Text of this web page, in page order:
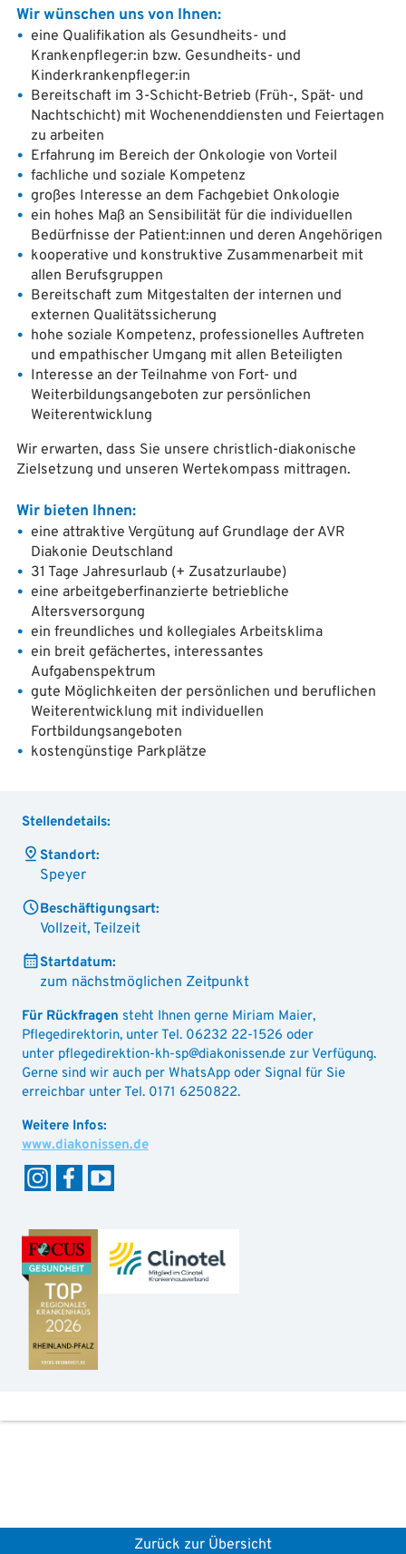
Wir wünschen uns von Ihnen:
eine Qualifikation als Gesundheits- und
Krankenpfleger:in bzw. Gesundheits- und
Kinderkrankenpfleger:in
Bereitschaft im 3-Schicht-Betrieb (Früh-, Spät- und
Nachtschicht) mit Wochenenddiensten und Feiertagen
zu arbeiten
Erfahrung im Bereich der Onkologie von Vorteil
fachliche und soziale Kompetenz
großes Interesse an dem Fachgebiet Onkologie
ein hohes Maß an Sensibilität für die individuellen
Bedürfnisse der Patient:innen und deren Angehörigen
kooperative und konstruktive Zusammenarbeit mit
allen Berufsgruppen
Bereitschaft zum Mitgestalten der internen und
externen Qualitätssicherung
hohe soziale Kompetenz, professionelles Auftreten
und empathischer Umgang mit allen Beteiligten
Interesse an der Teilnahme von Fort- und
Weiterbildungsangeboten zur persönlichen
Weiterentwicklung
Wir erwarten, dass Sie unsere christlich-diakonische
Zielsetzung und unseren Wertekompass mittragen.
Wir bieten Ihnen:
eine attraktive Vergütung auf Grundlage der AVR
Diakonie Deutschland
31 Tage Jahresurlaub (+ Zusatzurlaube)
eine arbeitgeberfinanzierte betriebliche
Altersversorgung
ein freundliches und kollegiales Arbeitsklima
ein breit gefächertes, interessantes
Aufgabenspektrum
gute Möglichkeiten der persönlichen und beruflichen
Weiterentwicklung mit individuellen
Fortbildungsangeboten
kostengünstige Parkplätze
Stellendetails:
Standort:
Speyer
Beschäftigungsart:
Vollzeit, Teilzeit
Startdatum:
zum nächstmöglichen Zeitpunkt
Für Rückfragen steht Ihnen gerne Miriam Maier,
Pflegedirektorin, unter Tel. 06232 22-1526 oder
unter pflegedirektion-kh-sp@diakonissen.de zur Verfügung.
Gerne sind wir auch per WhatsApp oder Signal für Sie
erreichbar unter Tel. 0171 6250822.
www.diakonissen.de
Zurück zur Übersicht